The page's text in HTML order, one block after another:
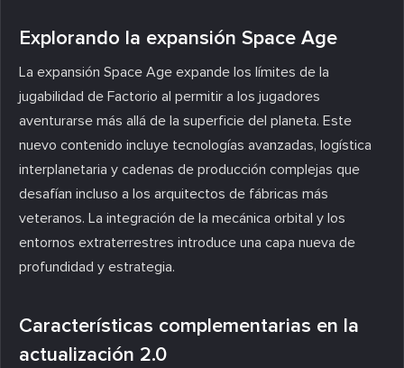
Explorando la expansión Space Age
La expansión Space Age expande los límites de la
jugabilidad de Factorio al permitir a los jugadores
aventurarse más allá de la superficie del planeta. Este
nuevo contenido incluye tecnologías avanzadas, logística
interplanetaria y cadenas de producción complejas que
desafían incluso a los arquitectos de fábricas más
veteranos. La integración de la mecánica orbital y los
entornos extraterrestres introduce una capa nueva de
profundidad y estrategia.
Características complementarias en la
actualización 2.0